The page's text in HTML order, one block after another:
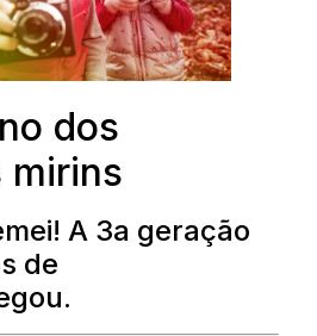
dos
mirins
A 3a geração
de